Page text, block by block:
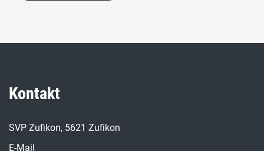
Kontakt
SVP Zufikon, 5621 Zufikon
E-Mail